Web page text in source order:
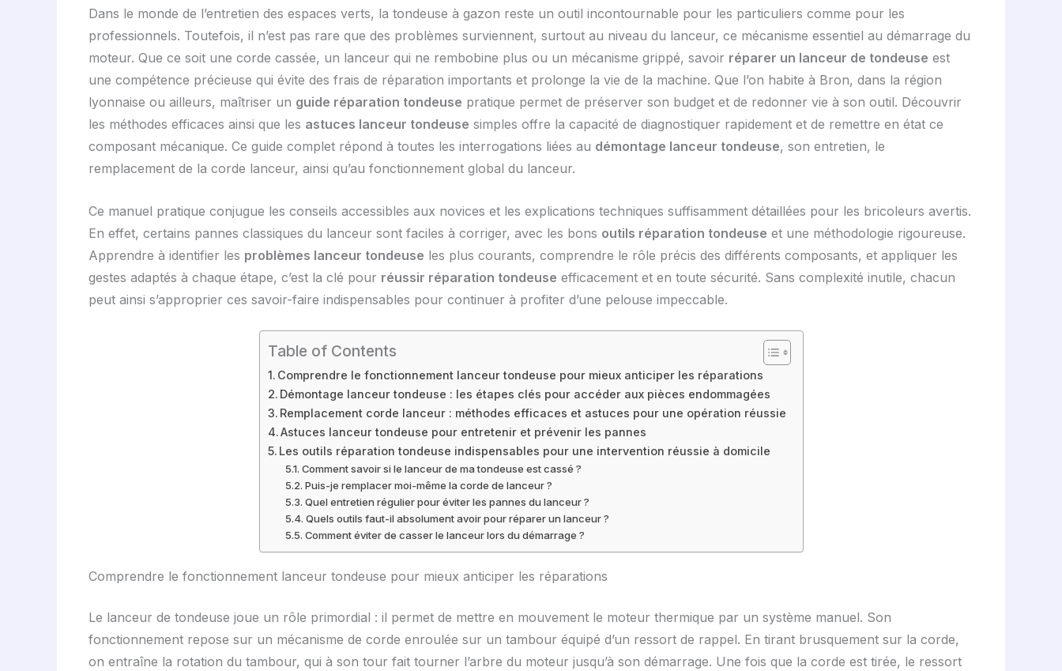
Dans le monde de l’entretien des espaces verts, la tondeuse à gazon reste un outil incontournable pour les particuliers comme pour les
professionnels. Toutefois, il n’est pas rare que des problèmes surviennent, surtout au niveau du lanceur, ce mécanisme essentiel au démarrage du
moteur. Que ce soit une corde cassée, un lanceur qui ne rembobine plus ou un mécanisme grippé, savoir réparer un lanceur de tondeuse est
une compétence précieuse qui évite des frais de réparation importants et prolonge la vie de la machine. Que l’on habite à Bron, dans la région
lyonnaise ou ailleurs, maîtriser un guide réparation tondeuse pratique permet de préserver son budget et de redonner vie à son outil. Découvrir
les méthodes efficaces ainsi que les astuces lanceur tondeuse simples offre la capacité de diagnostiquer rapidement et de remettre en état ce
composant mécanique. Ce guide complet répond à toutes les interrogations liées au démontage lanceur tondeuse, son entretien, le
remplacement de la corde lanceur, ainsi qu’au fonctionnement global du lanceur.
Ce manuel pratique conjugue les conseils accessibles aux novices et les explications techniques suffisamment détaillées pour les bricoleurs avertis.
En effet, certains pannes classiques du lanceur sont faciles à corriger, avec les bons outils réparation tondeuse et une méthodologie rigoureuse.
Apprendre à identifier les problèmes lanceur tondeuse les plus courants, comprendre le rôle précis des différents composants, et appliquer les
gestes adaptés à chaque étape, c’est la clé pour réussir réparation tondeuse efficacement et en toute sécurité. Sans complexité inutile, chacun
peut ainsi s’approprier ces savoir-faire indispensables pour continuer à profiter d’une pelouse impeccable.
Table of Contents
Comprendre le fonctionnement lanceur tondeuse pour mieux anticiper les réparations
Démontage lanceur tondeuse : les étapes clés pour accéder aux pièces endommagées
Remplacement corde lanceur : méthodes efficaces et astuces pour une opération réussie
Astuces lanceur tondeuse pour entretenir et prévenir les pannes
Les outils réparation tondeuse indispensables pour une intervention réussie à domicile
Comment savoir si le lanceur de ma tondeuse est cassé ?
Puis-je remplacer moi-même la corde de lanceur ?
Quel entretien régulier pour éviter les pannes du lanceur ?
Quels outils faut-il absolument avoir pour réparer un lanceur ?
Comment éviter de casser le lanceur lors du démarrage ?
Comprendre le fonctionnement lanceur tondeuse pour mieux anticiper les réparations
Le lanceur de tondeuse joue un rôle primordial : il permet de mettre en mouvement le moteur thermique par un système manuel. Son
fonctionnement repose sur un mécanisme de corde enroulée sur un tambour équipé d’un ressort de rappel. En tirant brusquement sur la corde,
on entraîne la rotation du tambour, qui à son tour fait tourner l’arbre du moteur jusqu’à son démarrage. Une fois que la corde est tirée, le ressort